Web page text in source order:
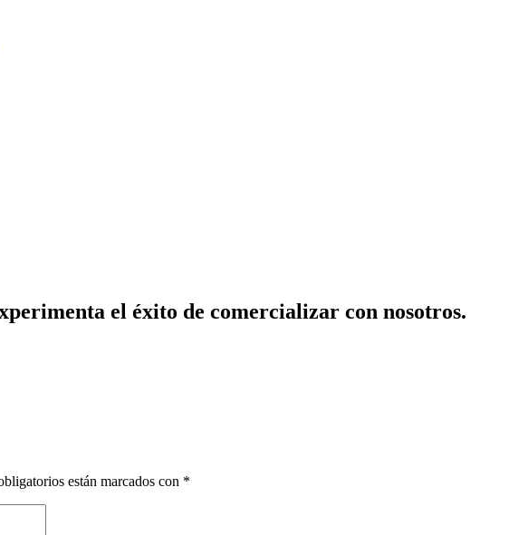
el éxito de comercializar con nosotros.
están marcados con *